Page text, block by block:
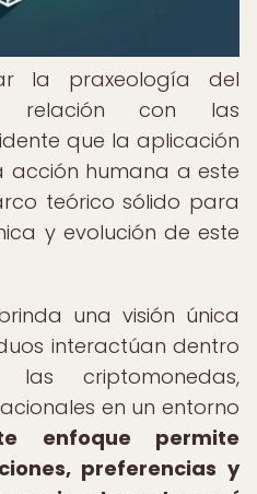
la praxeología del
relación con las
que la aplicación
acción humana a este
teórico sólido para
y evolución de este
una visión única
interactúan dentro
criptomonedas,
en un entorno
enfoque permite
preferencias y